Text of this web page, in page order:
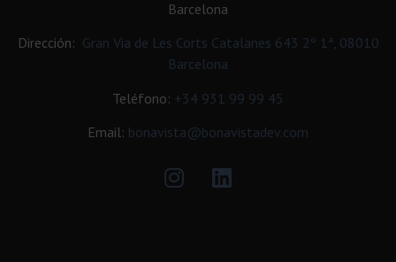
Barcelona
Dirección: Gran Via de Les Corts Catalanes 643 2º 1ª, 08010
Barcelona
Teléfono: +34 931 99 99 45
Email: bonavista@bonavistadev.com